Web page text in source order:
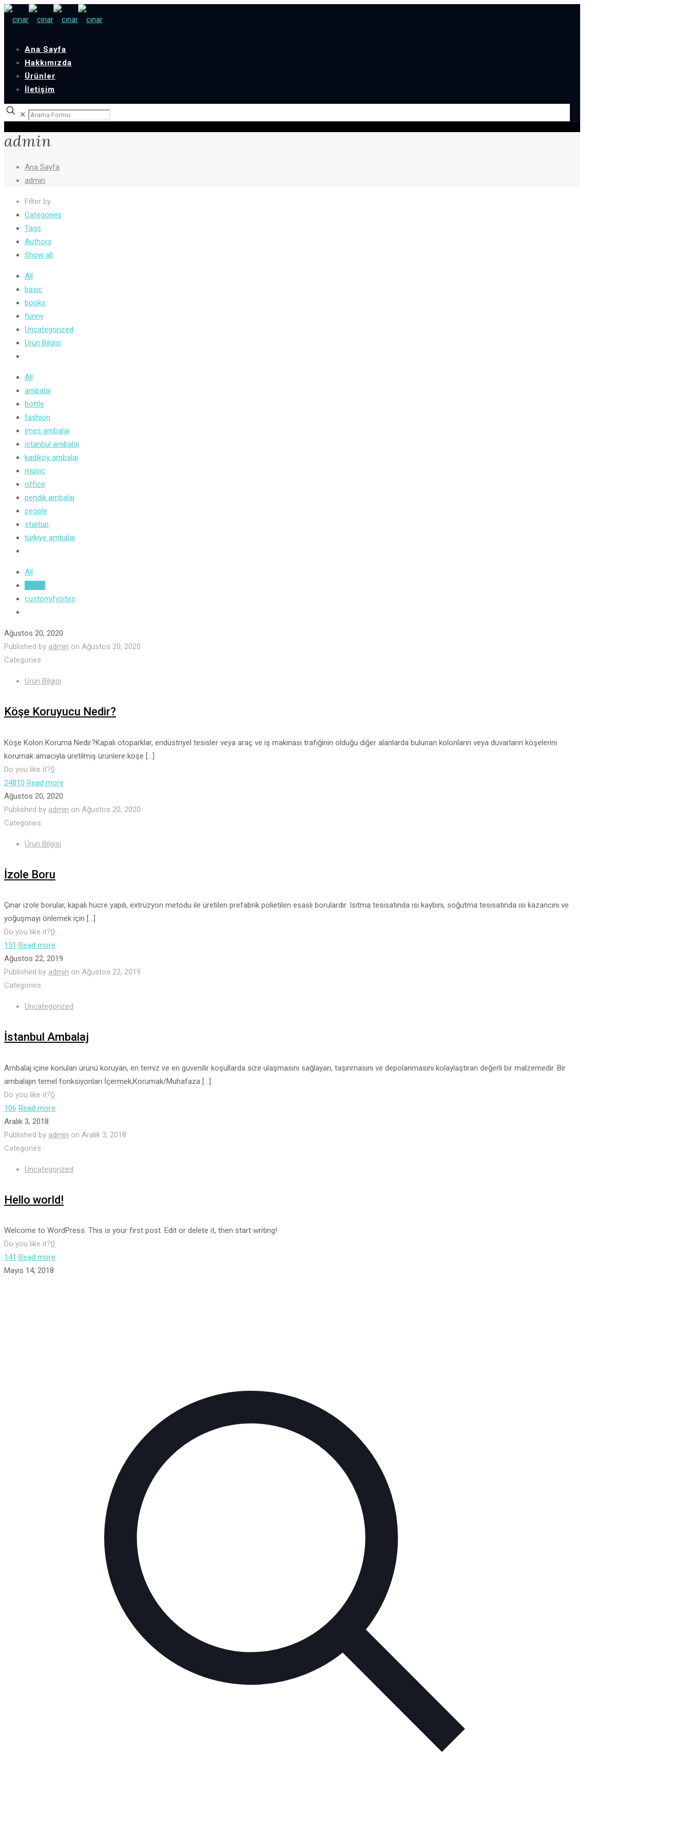
Ana Sayfa
Hakkımızda
Ürünler
İletişim
✕
admin
Ana Sayfa
admin
Filter by
Categories
Tags
Authors
Show all
All
basic
books
funny
Uncategorized
Ürün Bilgisi
All
ambalaj
bottle
fashion
imes ambalaj
istanbul ambalaj
kadıköy ambalaj
music
office
pendik ambalaj
people
startup
türkiye ambalaj
All
customifysites
Ağustos 20, 2020
Published by admin on Ağustos 20, 2020
Categories
Ürün Bilgisi
Köşe Koruyucu Nedir?
Köşe Kolon Koruma Nedir?Kapalı otoparklar, endüstriyel tesisler veya araç ve iş makinası trafiğinin olduğu diğer alanlarda bulunan kolonların veya duvarların köşelerini
korumak amacıyla üretilmiş ürünlere köşe […]
Do you like it?0
24810 Read more
Ağustos 20, 2020
Published by admin on Ağustos 20, 2020
Categories
Ürün Bilgisi
İzole Boru
Çınar izole borular, kapalı hücre yapılı, extrüzyon metodu ile üretilen prefabrik polietilen esaslı borulardır. Isıtma tesisatında ısı kaybını, soğutma tesisatında ısı kazancını ve
yoğuşmayı önlemek için […]
Do you like it?0
151 Read more
Ağustos 22, 2019
Published by admin on Ağustos 22, 2019
Categories
Uncategorized
İstanbul Ambalaj
Ambalaj içine konulan ürünü koruyan, en temiz ve en güvenilir koşullarda size ulaşmasını sağlayan, taşınmasını ve depolanmasını kolaylaştıran değerli bir malzemedir. Bir
ambalajın temel fonksiyonları İçermek,Korumak/Muhafaza […]
Do you like it?0
106 Read more
Aralık 3, 2018
Published by admin on Aralık 3, 2018
Categories
Uncategorized
Hello world!
Welcome to WordPress. This is your first post. Edit or delete it, then start writing!
Do you like it?0
141 Read more
Mayıs 14, 2018